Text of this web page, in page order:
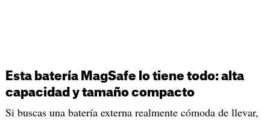
Esta batería MagSafe lo tiene todo: alta
capacidad y tamaño compacto
Si buscas una batería externa realmente cómoda de llevar,